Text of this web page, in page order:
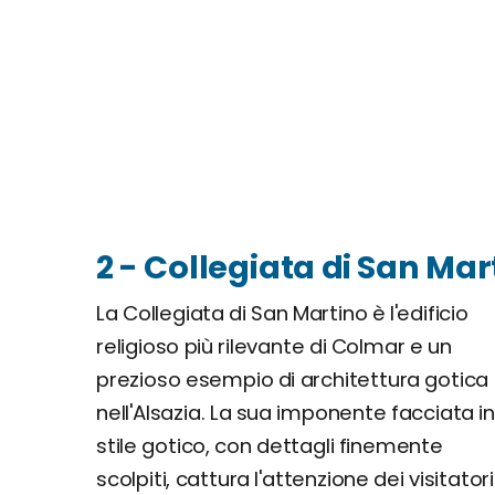
2 - Collegiata di San
La Collegiata di San Martino è l'edificio
religioso più rilevante di Colmar e un
prezioso esempio di architettura gotica
nell'Alsazia. La sua imponente facciata in
stile gotico, con dettagli finemente
scolpiti, cattura l'attenzione dei